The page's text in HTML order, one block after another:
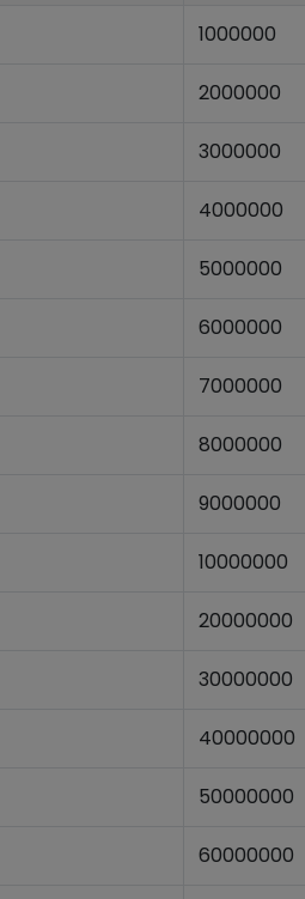
1000000
2000000
3000000
4000000
5000000
6000000
7000000
8000000
9000000
10000000
20000000
30000000
40000000
50000000
60000000